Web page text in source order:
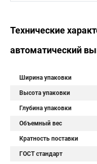
Технические
автоматический
Ширина упаковки
Высота упаковки
Глубина упаковки
Объемный вес
Кратность поставки
ГОСТ стандарт